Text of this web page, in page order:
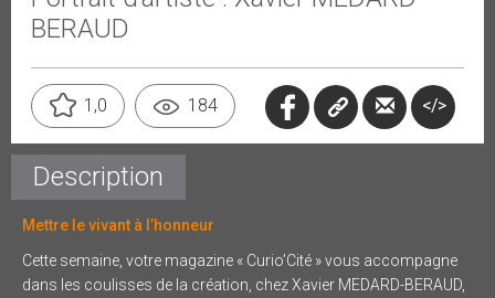
BERAUD
</>
1,0 184
Description
Mettre le vivant à l’honneur
Cette semaine, votre magazine « Curio’Cité » vous accompagne
dans les coulisses de la création, chez Xavier MEDARD-BERAUD,